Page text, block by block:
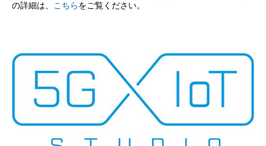
の詳細は、
こちらをご覧ください。